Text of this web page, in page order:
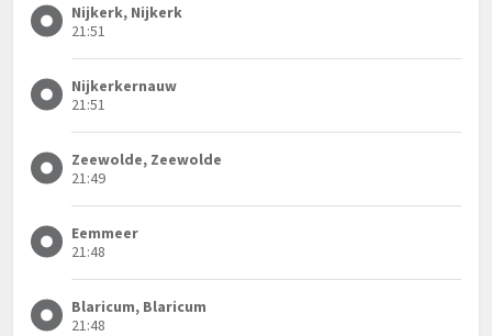
Nijkerk, Nijkerk
21:51
Nijkerkernauw
21:51
Zeewolde, Zeewolde
21:49
Eemmeer
21:48
Blaricum, Blaricum
21:48